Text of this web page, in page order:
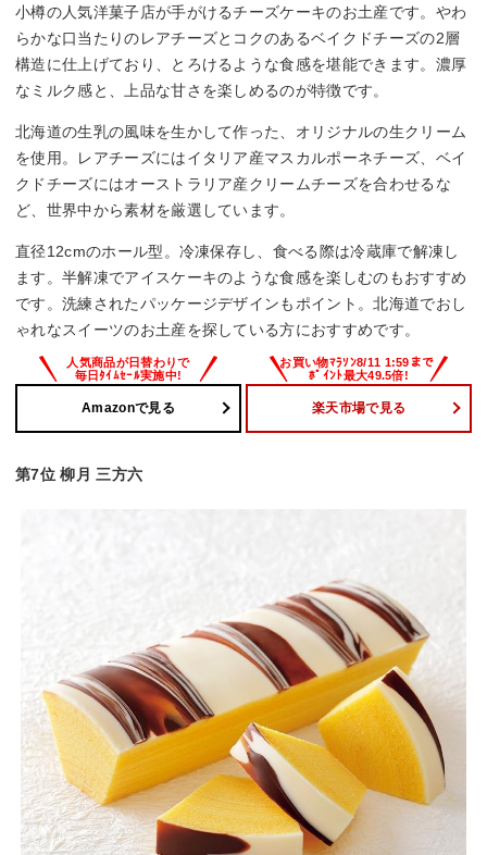
小樽の人気洋菓子店が手がけるチーズケーキのお土産です。やわ
らかな口当たりのレアチーズとコクのあるベイクドチーズの2層
構造に仕上げており、とろけるような食感を堪能できます。濃厚
なミルク感と、上品な甘さを楽しめるのが特徴です。
北海道の生乳の風味を生かして作った、オリジナルの生クリーム
を使用。レアチーズにはイタリア産マスカルポーネチーズ、ベイ
クドチーズにはオーストラリア産クリームチーズを合わせるな
ど、世界中から素材を厳選しています。
直径12cmのホール型。冷凍保存し、食べる際は冷蔵庫で解凍し
ます。半解凍でアイスケーキのような食感を楽しむのもおすすめ
です。洗練されたパッケージデザインもポイント。北海道でおし
ゃれなスイーツのお土産を探している方におすすめです。
Amazonで見る 楽天市場で見る
第7位 柳月 三方六